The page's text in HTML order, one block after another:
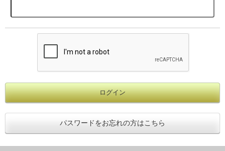
パスワードをお忘れの方はこちら